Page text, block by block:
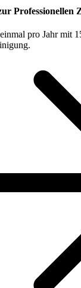
Professionellen
pro Jahr mit